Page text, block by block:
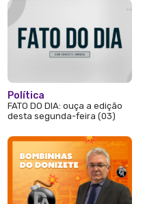
Política
FATO DO DIA: ouça a edição
desta segunda-feira (03)